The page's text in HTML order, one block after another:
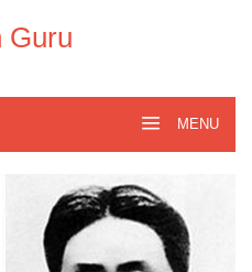
Guru
MENU